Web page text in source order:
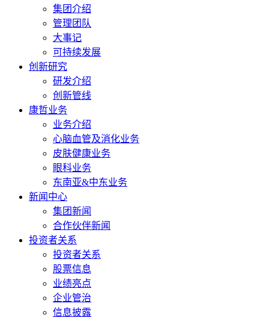
集团介绍
管理团队
大事记
可持续发展
创新研究
研发介绍
创新管线
康哲业务
业务介绍
心脑血管及消化业务
皮肤健康业务
眼科业务
东南亚&中东业务
新闻中心
集团新闻
合作伙伴新闻
投资者关系
投资者关系
股票信息
业绩亮点
企业管治
信息披露